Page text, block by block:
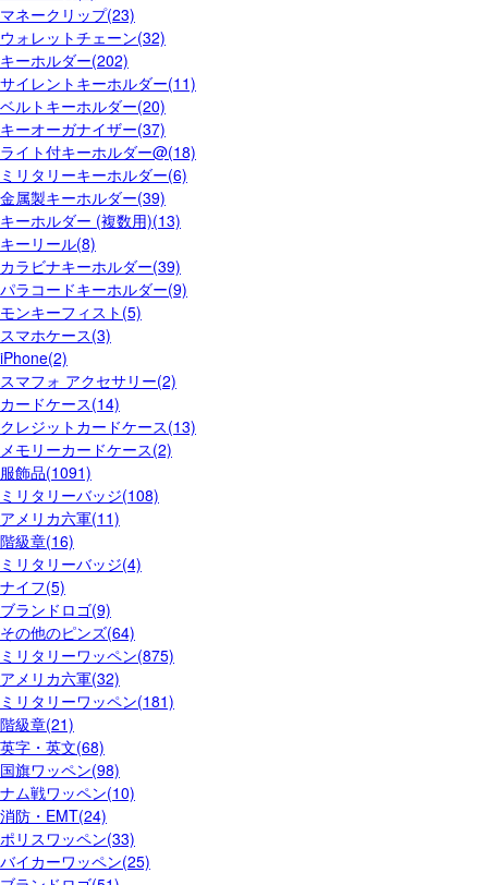
マネークリップ(23)
ウォレットチェーン(32)
キーホルダー(202)
サイレントキーホルダー(11)
ベルトキーホルダー(20)
キーオーガナイザー(37)
ライト付キーホルダー@(18)
ミリタリーキーホルダー(6)
金属製キーホルダー(39)
キーホルダー (複数用)(13)
キーリール(8)
カラビナキーホルダー(39)
パラコードキーホルダー(9)
モンキーフィスト(5)
スマホケース(3)
iPhone(2)
スマフォ アクセサリー(2)
カードケース(14)
クレジットカードケース(13)
メモリーカードケース(2)
服飾品(1091)
ミリタリーバッジ(108)
アメリカ六軍(11)
階級章(16)
ミリタリーバッジ(4)
ナイフ(5)
ブランドロゴ(9)
その他のピンズ(64)
ミリタリーワッペン(875)
アメリカ六軍(32)
ミリタリーワッペン(181)
階級章(21)
英字・英文(68)
国旗ワッペン(98)
ナム戦ワッペン(10)
消防・EMT(24)
ポリスワッペン(33)
バイカーワッペン(25)